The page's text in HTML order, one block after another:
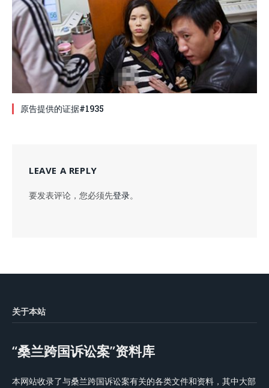
原告提供的证据#1935
LEAVE A REPLY
要发表评论，您必须先登录。
关于本站
“桑兰跨国诉讼案”资料库
本网站收录了与桑兰跨国诉讼案有关的各类文件和资料，其中大部